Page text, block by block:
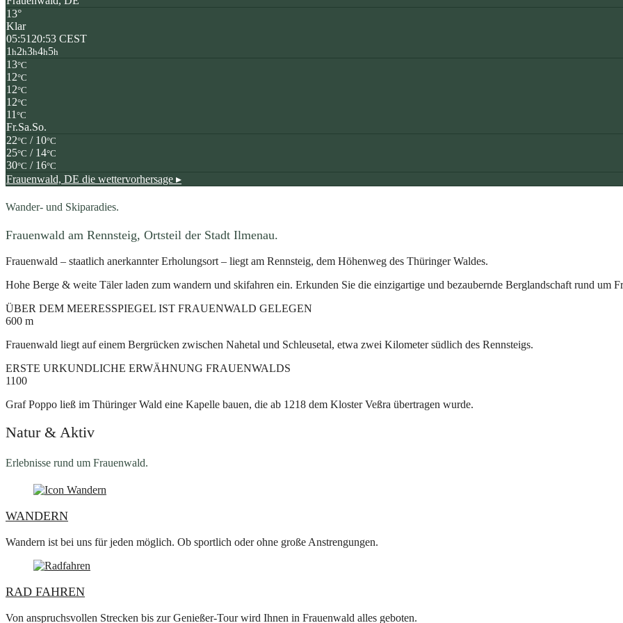
13°
Klar
05:51 20:53 CEST
1 h2h3h4h5h
13°C
12°C
12°C
12°C
11 °C
Fr.Sa.So.
22°C / 10°C
25°C / 14°C
30°C / 16°C
Frauenwald, DE die wettervorhersage ▸
Wander- und Skiparadies.
Frauenwald am Rennsteig, Ortsteil der Stadt Ilmenau.
Frauenwald – staatlich anerkannter Erholungsort – liegt am Rennsteig, dem Höhenweg des Thüringer Waldes.
Hohe Berge & weite Täler laden zum wandern und skifahren ein. Erkunden Sie die einzigartige und bezaubernde Berglandschaft rund um
ÜBER DEM MEERESSPIEGEL IST FRAUENWALD GELEGEN
600 m
Frauenwald liegt auf einem Bergrücken zwischen Nahetal und Schleusetal, etwa zwei Kilometer südlich des Rennsteigs.
ERSTE URKUNDLICHE ERWÄHNUNG FRAUENWALDS
1100
Graf Poppo ließ im Thüringer Wald eine Kapelle bauen, die ab 1218 dem Kloster Veßra übertragen wurde.
Natur & Aktiv
Erlebnisse rund um Frauenwald.
WANDERN
Wandern ist bei uns für jeden möglich. Ob sportlich oder ohne große Anstrengungen.
RAD FAHREN
Von anspruchsvollen Strecken bis zur Genießer-Tour wird Ihnen in Frauenwald alles geboten.